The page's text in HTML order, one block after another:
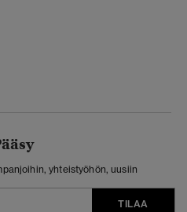
yhteistyöhön, uusiin
TILAA